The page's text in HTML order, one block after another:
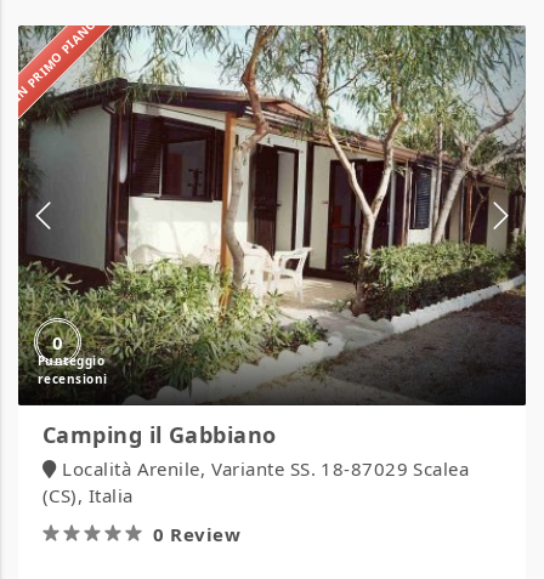
IN PRIMO PIANO
0
Camping
il
Gabbiano
Camping il Gabbiano
Località Arenile, Variante SS. 18-87029 Scalea
(CS), Italia
0 Review